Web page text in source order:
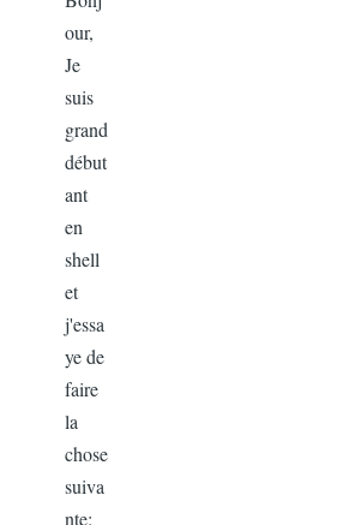
our,
Je
suis
grand
début
ant
en
shell
et
j'essa
ye de
faire
la
chose
suiva
nte: